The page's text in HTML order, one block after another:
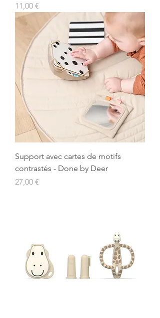
Prix
11,00 €
Support avec cartes de motifs
contrastés - Done by Deer
Prix
27,00 €